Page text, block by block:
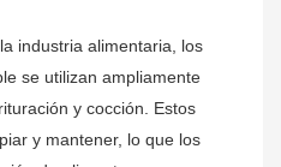
industria alimentaria, los
se utilizan ampliamente
y cocción. Estos
y mantener, lo que los